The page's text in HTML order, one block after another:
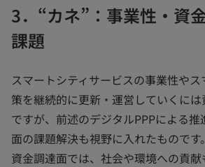
3．“カネ”：事業性・資
課題
スマートシティサービスの事業性や
策を継続的に更新・運営していくに
ですが、前述のデジタルPPPによる
面の課題解決も視野に入れたものです。
資金調達面では、社会や環境への貢